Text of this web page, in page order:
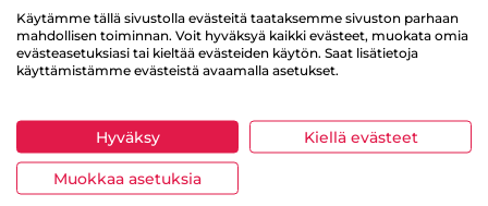
Käytämme tällä sivustolla evästeitä taataksemme sivuston parhaan
mahdollisen toiminnan. Voit hyväksyä kaikki evästeet, muokata omia
evästeasetuksiasi tai kieltää evästeiden käytön. Saat lisätietoja
käyttämistämme evästeistä avaamalla asetukset.
Hyväksy Kiellä evästeet
Muokkaa asetuksia